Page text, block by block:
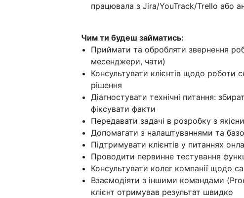
працювала з Jira/YouTrack/Trello або
Чим ти будеш займатись:
Приймати та обробляти звернення
месенджери, чати)
Консультувати клієнтів щодо роботи
рішення
Діагностувати технічні питання:
фіксувати факти
Передавати задачі в розробку з
Допомагати з налаштуваннями та
Підтримувати клієнтів у питаннях
Проводити первинне тестування
Консультувати колег компанії щодо
Взаємодіяти з іншими командами
клієнт отримував результат швидко